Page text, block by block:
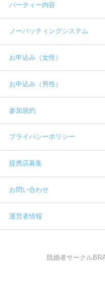
パーティー内容
ノーバッティングシステム
お申込み（女性）
お申込み（男性）
参加規約
プライバシーポリシー
提携店募集
お問い合わせ
運営者情報
既婚者サークル